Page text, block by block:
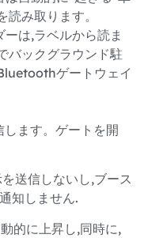
み取ります。
ーは,ラベルから読ま
バックグラウンド駐
ゲートウェイ
ます。ゲートを開
送信しないし,ブース
知しません.
的に上昇し,同時に,